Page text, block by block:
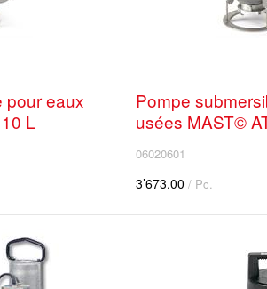
pour eaux
L
Pompe
usées MAST©
06020601
3’673.00 / Pc.